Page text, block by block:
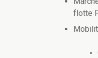
flotte